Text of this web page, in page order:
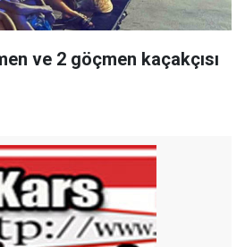
ve 2 göçmen kaçakçısı